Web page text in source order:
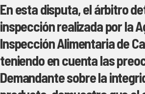
En esta disputa, el árbitro
inspección realizada por la
Inspección Alimentaria de
teniendo en cuenta las
Demandante sobre la